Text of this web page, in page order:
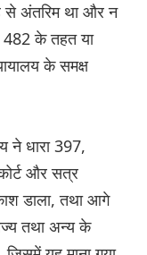
से अंतरिम था और न
482 के तहत या
के समक्ष
ने धारा 397,
और सत्र
डाला, तथा आगे
तथा अन्य के